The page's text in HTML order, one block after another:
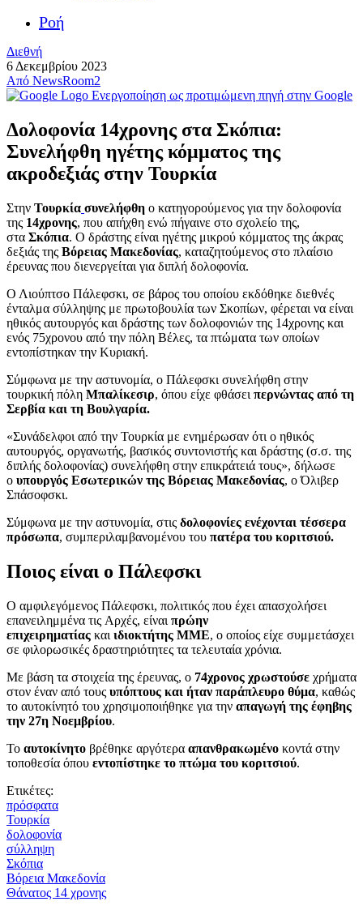
Ροή
Διεθνή
6 Δεκεμβρίου 2023
Από NewsRoom2
Ενεργοποίηση ως προτιμώμενη πηγή στην Google
Δολοφονία 14χρονης στα Σκόπια:
Συνελήφθη ηγέτης κόμματος της
ακροδεξιάς στην Τουρκία
Στην Τουρκία συνελήφθη ο κατηγορούμενος για την δολοφονία
της 14χρονης, που απήχθη ενώ πήγαινε στο σχολείο της,
στα Σκόπια. Ο δράστης είναι ηγέτης μικρού κόμματος της άκρας
δεξιάς της Βόρειας Μακεδονίας, καταζητούμενος στο πλαίσιο
έρευνας που διενεργείται για διπλή δολοφονία.
Ο Λιούπτσο Πάλεφσκι, σε βάρος του οποίου εκδόθηκε διεθνές
ένταλμα σύλληψης με πρωτοβουλία των Σκοπίων, φέρεται να είναι
ηθικός αυτουργός και δράστης των δολοφονιών της 14χρονης και
ενός 75χρονου από την πόλη Βέλες, τα πτώματα των οποίων
εντοπίστηκαν την Κυριακή.
Σύμφωνα με την αστυνομία, ο Πάλεφσκι συνελήφθη στην
τουρκική πόλη Μπαλίκεσιρ, όπου είχε φθάσει περνώντας από τη
Σερβία και τη Βουλγαρία.
«Συνάδελφοι από την Τουρκία με ενημέρωσαν ότι ο ηθικός
αυτουργός, οργανωτής, βασικός συντονιστής και δράστης (σ.σ. της
διπλής δολοφονίας) συνελήφθη στην επικράτειά τους», δήλωσε
ο υπουργός Εσωτερικών της Βόρειας Μακεδονίας, ο Όλιβερ
Σπάσοφσκι.
Σύμφωνα με την αστυνομία, στις δολοφονίες ενέχονται τέσσερα
πρόσωπα, συμπεριλαμβανομένου του πατέρα του κοριτσιού.
Ποιος είναι ο Πάλεφσκι
Ο αμφιλεγόμενος Πάλεφσκι, πολιτικός που έχει απασχολήσει
επανειλημμένα τις Aρχές, είναι πρώην
επιχειρηματίας και ιδιοκτήτης ΜΜΕ, ο οποίος είχε συμμετάσχει
σε φιλορωσικές δραστηριότητες τα τελευταία χρόνια.
Με βάση τα στοιχεία της έρευνας, ο 74χρονος χρωστούσε χρήματα
στον έναν από τους υπόπτους και ήταν παράπλευρο θύμα, καθώς
το αυτοκίνητό του χρησιμοποιήθηκε για την απαγωγή της έφηβης
την 27η Νοεμβρίου.
Το αυτοκίνητο βρέθηκε αργότερα απανθρακωμένο κοντά στην
τοποθεσία όπου εντοπίστηκε το πτώμα του κοριτσιού.
Ετικέτες:
πρόσφατα
Τουρκία
δολοφονία
σύλληψη
Σκόπια
Βόρεια Μακεδονία
Θάνατος 14 χρονης